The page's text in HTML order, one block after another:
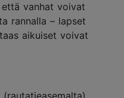
vanhat voivat
rannalla – lapset
aikuiset voivat